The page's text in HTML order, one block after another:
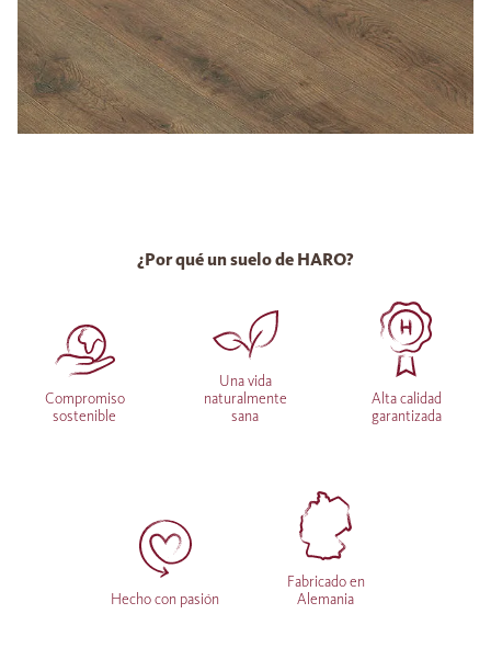
¿Por qué un suelo de HARO?
Compromiso
sostenible
Una vida
naturalmente
sana
Alta calidad
garantizada
Hecho con pasión
Fabricado en
Alemania